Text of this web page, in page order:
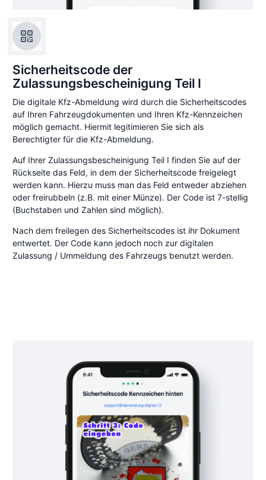
Sicherheitscode der
Zulassungsbescheinigung Teil I
Die digitale Kfz-Abmeldung wird durch die Sicherheitscodes
auf Ihren Fahrzeugdokumenten und Ihren Kfz-Kennzeichen
möglich gemacht. Hiermit legitimieren Sie sich als
Berechtigter für die Kfz-Abmeldung.
Auf Ihrer Zulassungsbescheinigung Teil I finden Sie auf der
Rückseite das Feld, in dem der Sicherheitscode freigelegt
werden kann. Hierzu muss man das Feld entweder abziehen
oder freirubbeln (z.B. mit einer Münze). Der Code ist 7-stellig
(Buchstaben und Zahlen sind möglich).
Nach dem freilegen des Sicherheitscodes ist ihr Dokument
entwertet. Der Code kann jedoch noch zur digitalen
Zulassung / Ummeldung des Fahrzeugs benutzt werden.